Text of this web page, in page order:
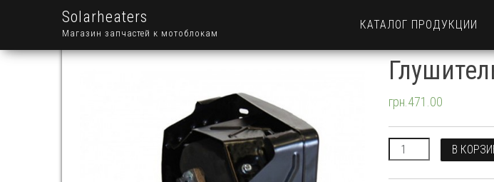
Solarheaters
Магазин запчастей к мотоблокам
КАТАЛОГ ПРОДУКЦИИ
грн. 471.00
Количество В